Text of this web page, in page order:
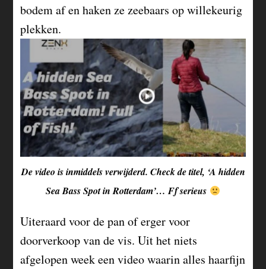
bodem af en haken ze zeebaars op willekeurig
plekken.
De video is inmiddels verwijderd. Check de titel, ‘A hidden
Sea Bass Spot in Rotterdam’… Ff serieus
Uiteraard voor de pan of erger voor
doorverkoop van de vis. Uit het niets
afgelopen week een video waarin alles haarfijn